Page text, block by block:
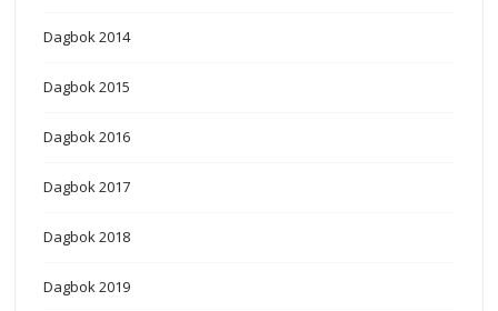
Dagbok 2014
Dagbok 2015
Dagbok 2016
Dagbok 2017
Dagbok 2018
Dagbok 2019